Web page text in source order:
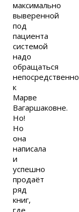
максимально
выверенной
под
пациента
системой
надо
обращаться
непосредственно
к
Марве
Вагаршаковне.
Но!
Но
она
написала
и
успешно
продаёт
ряд
книг,